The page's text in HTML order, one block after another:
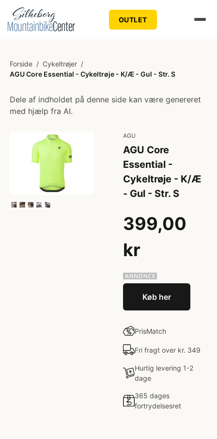
OUTLET
Forside / Cykeltrøjer /
AGU Core Essential - Cykeltrøje - K/Æ - Gul - Str. S
Dele af indholdet på denne side kan være genereret
med hjælp fra AI.
AGU
AGU Core
Essential -
Cykeltrøje - K/Æ
- Gul - Str. S
399,00
kr
Køb her
PrisMatch
Fri fragt over kr. 349
Hurtig levering 1-2
dage
365 dages
fortrydelsesret